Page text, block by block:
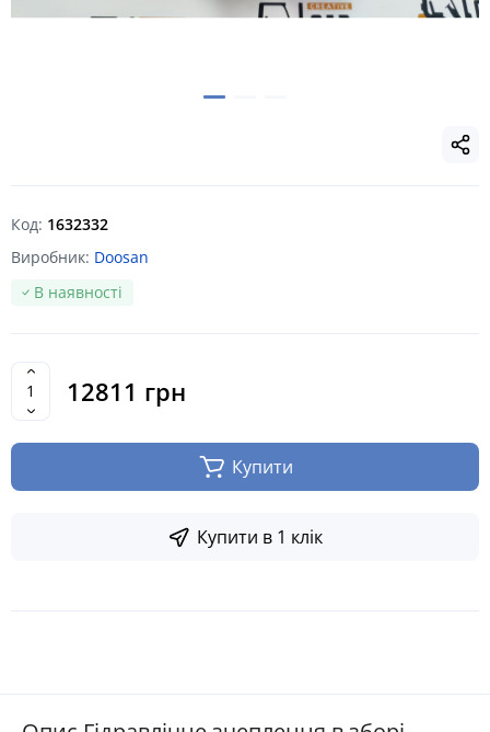
Код: 1632332
Виробник: Doosan
В наявності
12811 грн
Купити
Купити в 1 клік